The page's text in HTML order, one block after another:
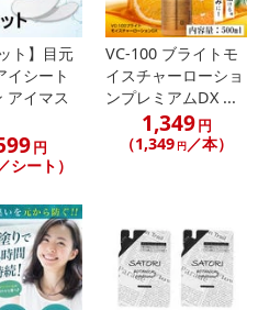
当たる場所には置かないでくださ
保管してください。
いて】
できません。
ト】目元
イシート
アイマス
円
シート）
VC-100 ブライトモ
イスチャーローショ
ンプレミアムDX ...
1,349円
（1,349 円／本）